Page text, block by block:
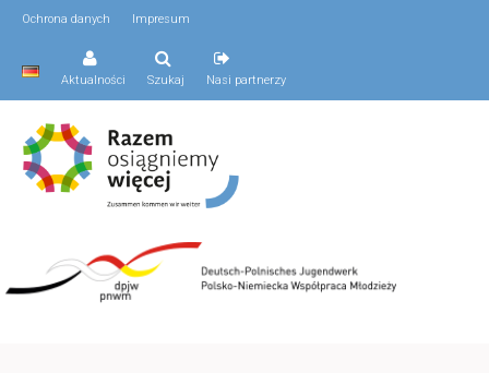
Ochrona danych Impresum
Aktualności Szukaj Nasi partnerzy